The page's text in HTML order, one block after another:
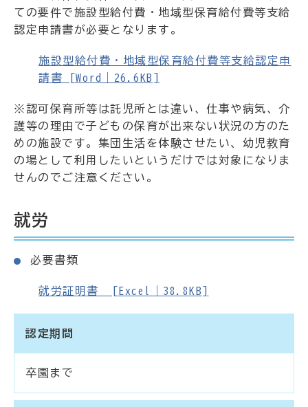
ての要件で施設型給付費・地域型保育給付費等支給
認定申請書が必要となります。
施設型給付費・地域型保育給付費等支給認定申
請書 [Word｜26.6KB]
※認可保育所等は託児所とは違い、仕事や病気、介
護等の理由で子どもの保育が出来ない状況の方のた
めの施設です。集団生活を体験させたい、幼児教育
の場として利用したいというだけでは対象になりま
せんのでご注意ください。
就労
必要書類
就労証明書 [Excel｜38.8KB]
認定期間
卒園まで